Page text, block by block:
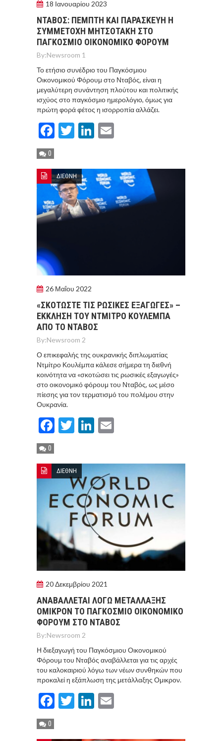
18 Ιανουαρίου 2023
ΝΤΑΒΟΣ: ΠΕΜΠΤΗ ΚΑΙ ΠΑΡΑΣΚΕΥΗ Η
ΣΥΜΜΕΤΟΧΗ ΜΗΤΣΟΤΑΚΗ ΣΤΟ
ΠΑΓΚΟΣΜΙΟ ΟΙΚΟΝΟΜΙΚΟ ΦΟΡΟΥΜ
By:Newsroom 1
Το ετήσιο συνέδριο του Παγκόσμιου
Οικονομικού Φόρουμ στο Νταβός, είναι η
μεγαλύτερη συνάντηση πλούτου και πολιτικής
ισχύος στο παγκόσμιο ημερολόγιο, όμως για
πρώτη φορά φέτος η ισορροπία αλλάζει.
Facebook
TwitterLinkedIn
0
ΔΙΕΘΝΗ
26 Μαΐου 2022
«ΣΚΟΤΩΣΤΕ ΤΙΣ ΡΩΣΙΚΕΣ ΕΞΑΓΩΓΕΣ» –
ΕΚΚΛΗΣΗ ΤΟΥ ΝΤΜΙΤΡΟ ΚΟΥΛΕΜΠΑ
ΑΠΟ ΤΟ ΝΤΑΒΟΣ
By:Newsroom 2
Ο επικεφαλής της ουκρανικής διπλωματίας
Ντμίτρο Κουλέμπα κάλεσε σήμερα τη διεθνή
κοινότητα να «σκοτώσει τις ρωσικές εξαγωγές»
στο οικονομικό φόρουμ του Νταβός, ως μέσο
πίεσης για τον τερματισμό του πολέμου στην
Ουκρανία.
Facebook
TwitterLinkedIn
0
ΔΙΕΘΝΗ
20 Δεκεμβρίου 2021
ΑΝΑΒΑΛΛΕΤΑΙ ΛΟΓΩ ΜΕΤΑΛΛΑΞΗΣ
OΜΙΚΡΟΝ ΤΟ ΠΑΓΚΟΣΜΙΟ ΟΙΚΟΝΟΜΙΚΟ
ΦΟΡΟΥΜ ΣΤΟ ΝΤΑΒΟΣ
By:Newsroom 2
Η διεξαγωγή του Παγκόσμιου Οικονομικού
Φόρουμ του Νταβός αναβάλλεται για τις αρχές
του καλοκαιριού λόγω των νέων συνθηκών που
προκαλεί η εξάπλωση της μετάλλαξης Ομικρον.
Facebook
TwitterLinkedIn
0